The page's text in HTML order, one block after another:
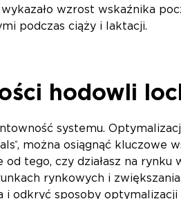
wzrost wskaźnika
podczas ciąży i laktacji.
hodowli
systemu.
®, można osiągnąć kluczowe
tego, czy działasz na
rynkowych i
i odkryć sposoby